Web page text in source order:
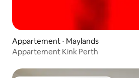
Appartement ⋅ Maylands
Appartement Kink Perth